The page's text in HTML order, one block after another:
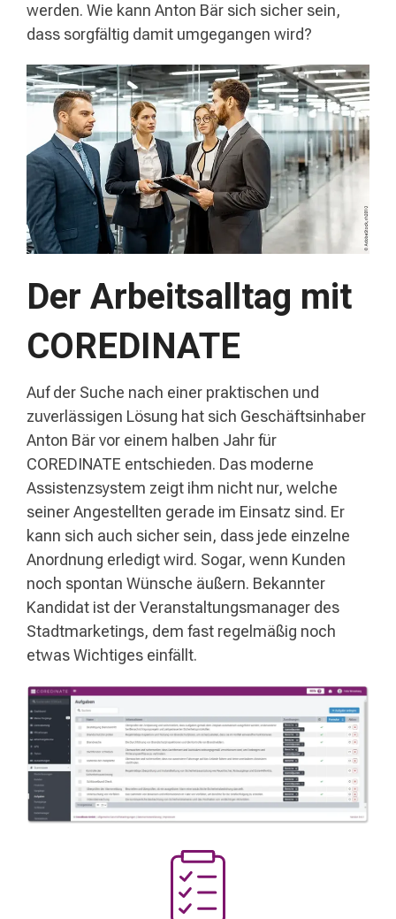
werden. Wie kann Anton Bär sich sicher sein,
dass sorgfältig damit umgegangen wird?
Der Arbeitsalltag mit
COREDINATE
Auf der Suche nach einer praktischen und
zuverlässigen Lösung hat sich Geschäftsinhaber
Anton Bär vor einem halben Jahr für
COREDINATE entschieden. Das moderne
Assistenzsystem zeigt ihm nicht nur, welche
seiner Angestellten gerade im Einsatz sind. Er
kann sich auch sicher sein, dass jede einzelne
Anordnung erledigt wird. Sogar, wenn Kunden
noch spontan Wünsche äußern. Bekannter
Kandidat ist der Veranstaltungsmanager des
Stadtmarketings, dem fast regelmäßig noch
etwas Wichtiges einfällt.